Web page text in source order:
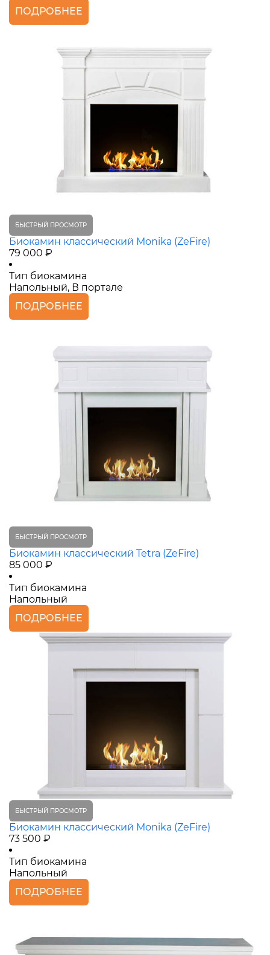
ПОДРОБНЕЕ
БЫСТРЫЙ ПРОСМОТР
Биокамин классический Monika (ZeFire)
79 000 ₽
Тип биокамина
Напольный, В портале
ПОДРОБНЕЕ
БЫСТРЫЙ ПРОСМОТР
Биокамин классический Tetra (ZeFire)
85 000 ₽
Тип биокамина
Напольный
ПОДРОБНЕЕ
БЫСТРЫЙ ПРОСМОТР
Биокамин классический Monika (ZeFire)
73 500 ₽
Тип биокамина
Напольный
ПОДРОБНЕЕ